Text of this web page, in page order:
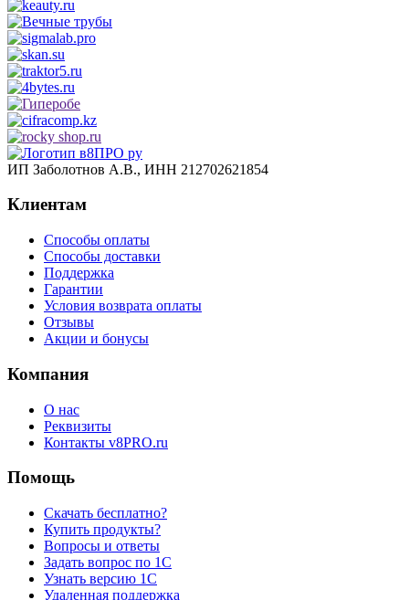
ИП Заболотнов А.В., ИНН 212702621854
Клиентам
Способы оплаты
Способы доставки
Поддержка
Гарантии
Условия возврата оплаты
Отзывы
Акции и бонусы
Компания
О нас
Реквизиты
Контакты v8PRO.ru
Помощь
Скачать бесплатно?
Купить продукты?
Вопросы и ответы
Задать вопрос по 1С
Узнать версию 1С
Удаленная поддержка